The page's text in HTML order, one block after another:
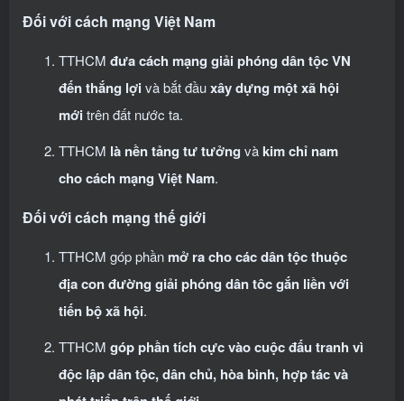
Đối với cách mạng Việt Nam
TTHCM đưa cách mạng giải phóng dân tộc VN
đến thắng lợi và bắt đầuxây dựng một xã hội
mới trên đất nước ta.
TTHCM là nền tảng tư tưởng và kim chỉ nam
cho cách mạng Việt Nam.
Đối với cách mạng thế giới
TTHCM góp phần mở racho các dân tộc thuộc
địa con đường giải phóng dân tôc gắn liền với
tiến bộ xã hội.
TTHCM góp phần tích cực vào cuộc đấu tranh vì
độc lập dân tộc, dân chủ, hòa bình, hợp tác và